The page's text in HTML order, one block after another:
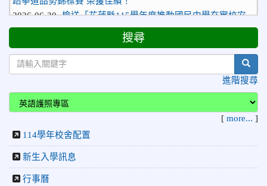
2026-06-30 檢送「花蓮縣115學年度推動國民中學充實校安
人力聯合甄選簡章」1份，敬請協助公告周知，請查照。
賀 本校跆拳道隊參加115年花蓮市「市長
2026-06-16
賀 本校跆拳道隊參加115年第三十三屆全
2026-06-10
榮譽
2026-06-09
榮譽
日盃籃球賽 榮獲季軍！
2026-06-09
賀 本校游泳隊參加115年花蓮縣縣長盃分
搜尋
進階搜尋
[ more... ]
114學年校舍配置
新生入學訊息
行事曆